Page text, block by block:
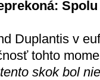
Duplantis v
tohto
skok bol